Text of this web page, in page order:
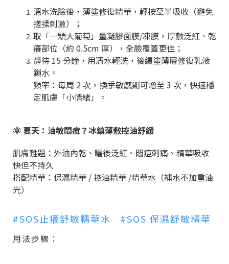
溫水洗臉後，薄塗修復精華，輕按至半吸收（避免
搓揉刺激）；
取「一顆大葡萄」量凝膠面膜/凍膜，厚敷泛紅、乾
癢部位（約 0.5cm 厚），全臉覆蓋更佳；
靜待 15 分鐘，用清水輕洗，後續塗薄層修復乳液
鎖水。
頻率：每周 2 次，換季敏感期可增至 3 次，快速穩
定肌膚「小情緒」。
🌞 夏天：油敏悶痘？冰鎮薄敷控油舒緩
肌膚難題：外油內乾、曬後泛紅、悶痘刺痛、精華吸收
快但不持久
搭配精華：保濕精華 /控油精華 /精華水（補水不加重油
光）
#SOS止癢舒敏精華水 #SOS 保濕舒敏精華
用法步驟：